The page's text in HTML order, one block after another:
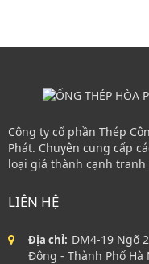
Công ty cổ phần Thép
Phát. Chuyên cung cấp
loại giá thành cạnh
LIÊN HỆ
Địa chỉ: DM4-19 Ngõ
Đông - Thành Phố Hà